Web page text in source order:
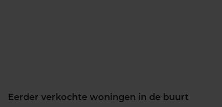
Eerder verkochte woningen in de buurt